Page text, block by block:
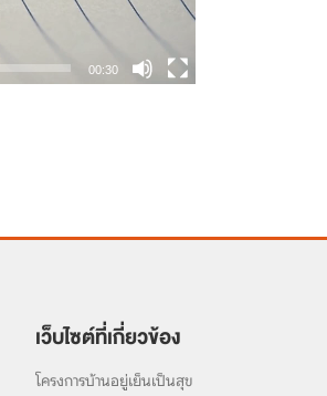
00:30
เว็บไซต์ที่เกี่ยวข้อง
โครงการบ้านอยู่เย็นเป็นสุข